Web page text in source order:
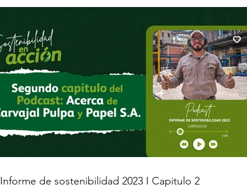
Informe de sostenibilidad 2023 I Capitulo 2